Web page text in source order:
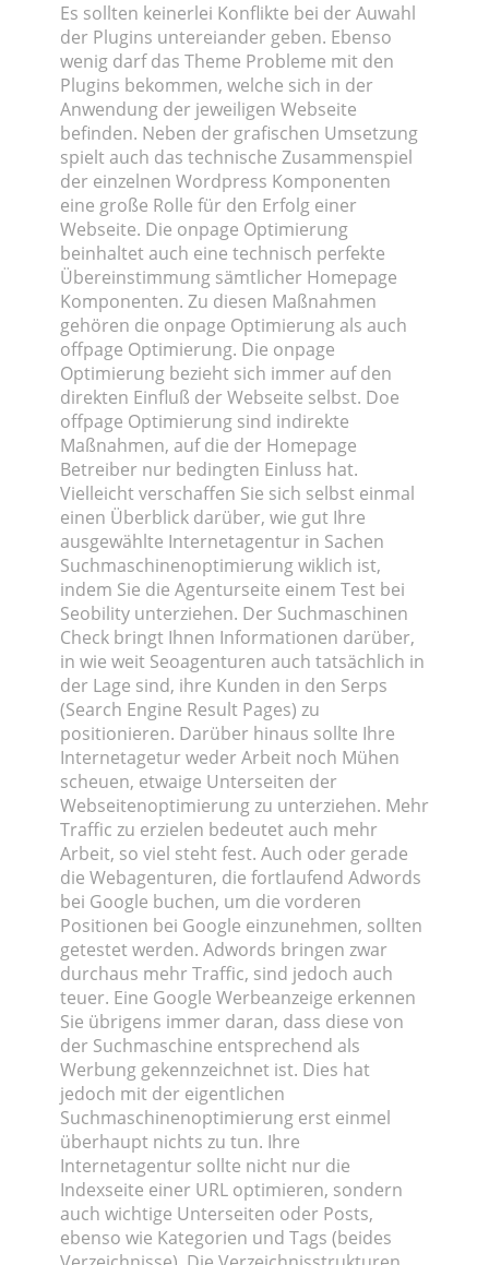
Es sollten keinerlei Konflikte bei der Auwahl
der Plugins untereiander geben. Ebenso
wenig darf das Theme Probleme mit den
Plugins bekommen, welche sich in der
Anwendung der jeweiligen Webseite
befinden. Neben der grafischen Umsetzung
spielt auch das technische Zusammenspiel
der einzelnen Wordpress Komponenten
eine große Rolle für den Erfolg einer
Webseite. Die onpage Optimierung
beinhaltet auch eine technisch perfekte
Übereinstimmung sämtlicher Homepage
Komponenten. Zu diesen Maßnahmen
gehören die onpage Optimierung als auch
offpage Optimierung. Die onpage
Optimierung bezieht sich immer auf den
direkten Einfluß der Webseite selbst. Doe
offpage Optimierung sind indirekte
Maßnahmen, auf die der Homepage
Betreiber nur bedingten Einluss hat.
Vielleicht verschaffen Sie sich selbst einmal
einen Überblick darüber, wie gut Ihre
ausgewählte Internetagentur in Sachen
Suchmaschinenoptimierung wiklich ist,
indem Sie die Agenturseite einem Test bei
Seobility unterziehen. Der Suchmaschinen
Check bringt Ihnen Informationen darüber,
in wie weit Seoagenturen auch tatsächlich in
der Lage sind, ihre Kunden in den Serps
(Search Engine Result Pages) zu
positionieren. Darüber hinaus sollte Ihre
Internetagetur weder Arbeit noch Mühen
scheuen, etwaige Unterseiten der
Webseitenoptimierung zu unterziehen. Mehr
Traffic zu erzielen bedeutet auch mehr
Arbeit, so viel steht fest. Auch oder gerade
die Webagenturen, die fortlaufend Adwords
bei Google buchen, um die vorderen
Positionen bei Google einzunehmen, sollten
getestet werden. Adwords bringen zwar
durchaus mehr Traffic, sind jedoch auch
teuer. Eine Google Werbeanzeige erkennen
Sie übrigens immer daran, dass diese von
der Suchmaschine entsprechend als
Werbung gekennzeichnet ist. Dies hat
jedoch mit der eigentlichen
Suchmaschinenoptimierung erst einmel
überhaupt nichts zu tun. Ihre
Internetagentur sollte nicht nur die
Indexseite einer URL optimieren, sondern
auch wichtige Unterseiten oder Posts,
ebenso wie Kategorien und Tags (beides